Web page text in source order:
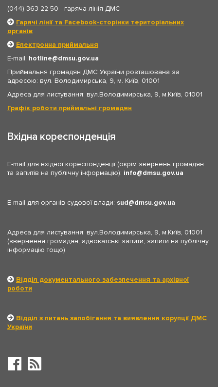
(044) 363-22-50 - гаряча лінія ДМС
Гарячі лінії та Facebook-сторінки територіальних
органів
Електронна приймальня
E-mail: hotline
dmsu.gov.ua
Приймальня громадян ДМС України розташована за
адресою: вул. Володимирська, 9, м. Київ, 01001
Адреса для листування: вул.Володимирська, 9, м.Київ, 01001
Графік роботи приймальні громадян
Вхідна кореспонденція
E-mail для вхідної кореспонденції (окрім звернень громадян
та запитів на публічну інформацію): info dmsu.gov.ua
E-mail для органів судової влади: sud dmsu.gov.ua
Адреса для листування: вул.Володимирська, 9, м.Київ, 01001
(звернення громадян, адвокатські запити, запити на публічну
інформацію тощо)
Відділ документального забезпечення та архівної
роботи
Відділ з питань запобігання та виявлення корупції ДМС
України